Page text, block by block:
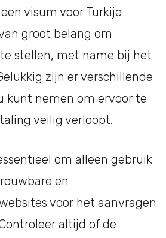
visum voor Turkije
groot belang om
stellen, met name bij het
zijn er verschillende
kunt nemen om ervoor te
veilig verloopt.
om alleen gebruik
en
voor het aanvragen
altijd of de